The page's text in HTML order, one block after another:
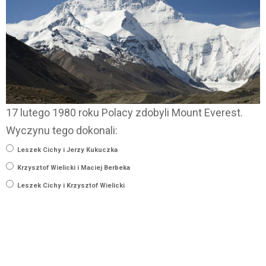
17 lutego 1980 roku Polacy zdobyli Mount Everest.
Wyczynu tego dokonali:
Leszek Cichy i Jerzy Kukuczka
Krzysztof Wielicki i Maciej Berbeka
Leszek Cichy i Krzysztof Wielicki